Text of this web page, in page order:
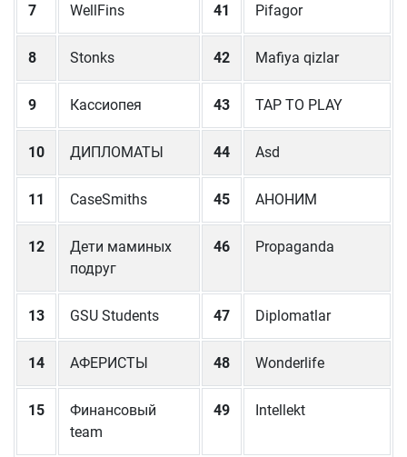
7 WellFins 41 Pifagor
8 Stonks 42 Mafiya qizlar
9 Кассиопея 43 TAP TO PLAY
10 ДИПЛОМАТЫ 44 Asd
11 CaseSmiths 45 АНОНИМ
12
Дети маминых
подруг
46 Propaganda
13 GSU Students 47 Diplomatlar
14 АФЕРИСТЫ 48 Wonderlife
15
Финансовый
team
49 Intellekt